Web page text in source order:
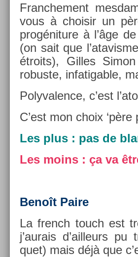
Franche­ment
vous à choisir un
pro­géni­ture à l’âge
(on sait que
étroits), Gil­les
robus­te, in­fatig­able,
Polyval­ence, c’est
C’est mon choix ‘père
Les plus : pas de
Les moins : ça va
Benoît Paire
La french touch est
j’aurais d’ail­leurs
quet) mais déjà que